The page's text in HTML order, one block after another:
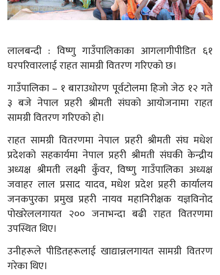
लालबन्दी : विष्णु गाउँपालिकाका आगलागीपीडित ६१
घरपरिवारलाई राहत सामग्री वितरण गरिएको छ।
गाउँपालिका – १ बाराउधोरण पूर्वटोलमा हिजो जेठ १२ गते
३ बजे नेपाल प्रहरी श्रीमती संघको आयोजनामा राहत
सामग्री वितरण गरिएको हो।
राहत सामग्री वितरणमा नेपाल प्रहरी श्रीमती संघ मधेश
प्रदेशको सहकार्यमा नेपाल प्रहरी श्रीमती संघकी केन्द्रीय
अध्यक्ष श्रीमती लक्ष्मी कुँवर, विष्णु गाउँपालिका अध्यक्ष
जवाहर लाल प्रसाद यादव, मधेश प्रदेश प्रहरी कार्यालय
जनकपुरका प्रमुख प्रहरी नायव महानिरीक्षक यज्ञविनोद
पोखरेललगायत २०० जनाभन्दा बढी राहत वितरणमा
उपस्थित थिए।
उनीहरूले पीडितहरूलाई खाद्यान्नलगायत सामग्री वितरण
गरेका थिए।